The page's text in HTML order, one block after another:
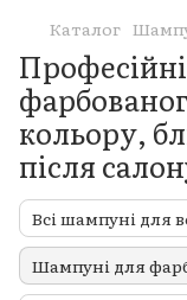
Каталог
кольору,
після
Всі шампуні для
Шампуні для